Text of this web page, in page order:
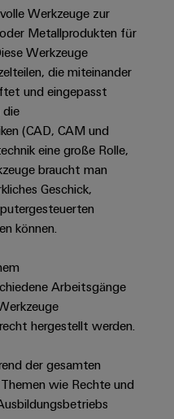
Werkzeuge zur
Metallprodukten für
Werkzeuge
die miteinander
und eingepasst
die
(CAD, CAM und
eine große Rolle,
braucht man
Geschick,
können.
Arbeitsgänge
hergestellt werden.
der gesamten
wie Rechte und